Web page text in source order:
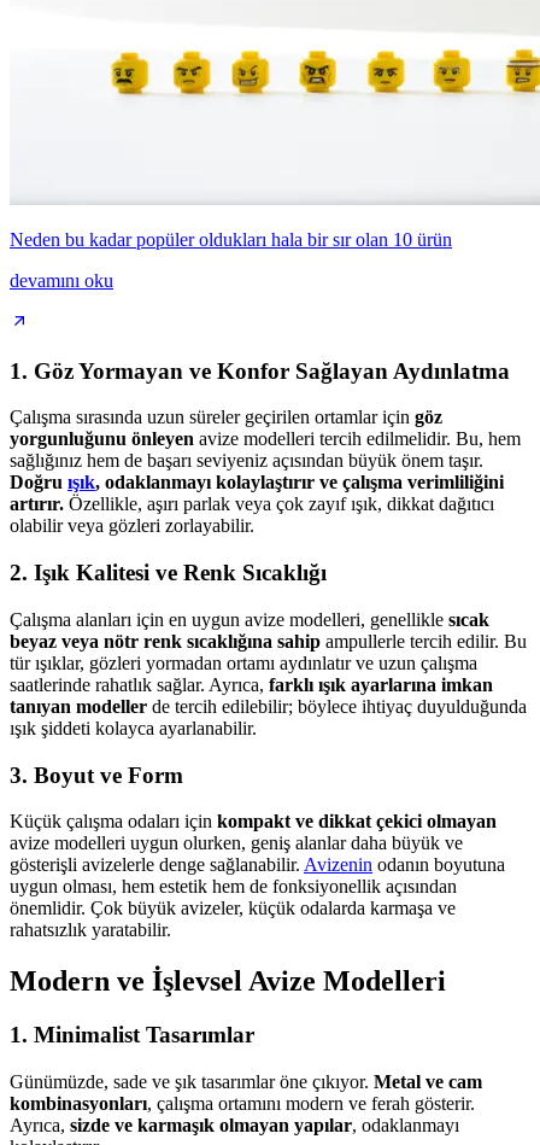
Neden bu kadar popüler oldukları hala bir sır olan 10 ürün
devamını oku
1. Göz Yormayan ve Konfor Sağlayan Aydınlatma
Çalışma sırasında uzun süreler geçirilen ortamlar için göz
yorgunluğunu önleyen avize modelleri tercih edilmelidir. Bu, hem
sağlığınız hem de başarı seviyeniz açısından büyük önem taşır.
Doğru ışık, odaklanmayı kolaylaştırır ve çalışma verimliliğini
artırır. Özellikle, aşırı parlak veya çok zayıf ışık, dikkat dağıtıcı
olabilir veya gözleri zorlayabilir.
2. Işık Kalitesi ve Renk Sıcaklığı
Çalışma alanları için en uygun avize modelleri, genellikle sıcak
beyaz veya nötr renk sıcaklığına sahip ampullerle tercih edilir. Bu
tür ışıklar, gözleri yormadan ortamı aydınlatır ve uzun çalışma
saatlerinde rahatlık sağlar. Ayrıca, farklı ışık ayarlarına imkan
tanıyan modeller de tercih edilebilir; böylece ihtiyaç duyulduğunda
ışık şiddeti kolayca ayarlanabilir.
3. Boyut ve Form
Küçük çalışma odaları için kompakt ve dikkat çekici olmayan
avize modelleri uygun olurken, geniş alanlar daha büyük ve
gösterişli avizelerle denge sağlanabilir. Avizenin odanın boyutuna
uygun olması, hem estetik hem de fonksiyonellik açısından
önemlidir. Çok büyük avizeler, küçük odalarda karmaşa ve
rahatsızlık yaratabilir.
Modern ve İşlevsel Avize Modelleri
1. Minimalist Tasarımlar
Günümüzde, sade ve şık tasarımlar öne çıkıyor. Metal ve cam
kombinasyonları, çalışma ortamını modern ve ferah gösterir.
Ayrıca, sizde ve karmaşık olmayan yapılar, odaklanmayı